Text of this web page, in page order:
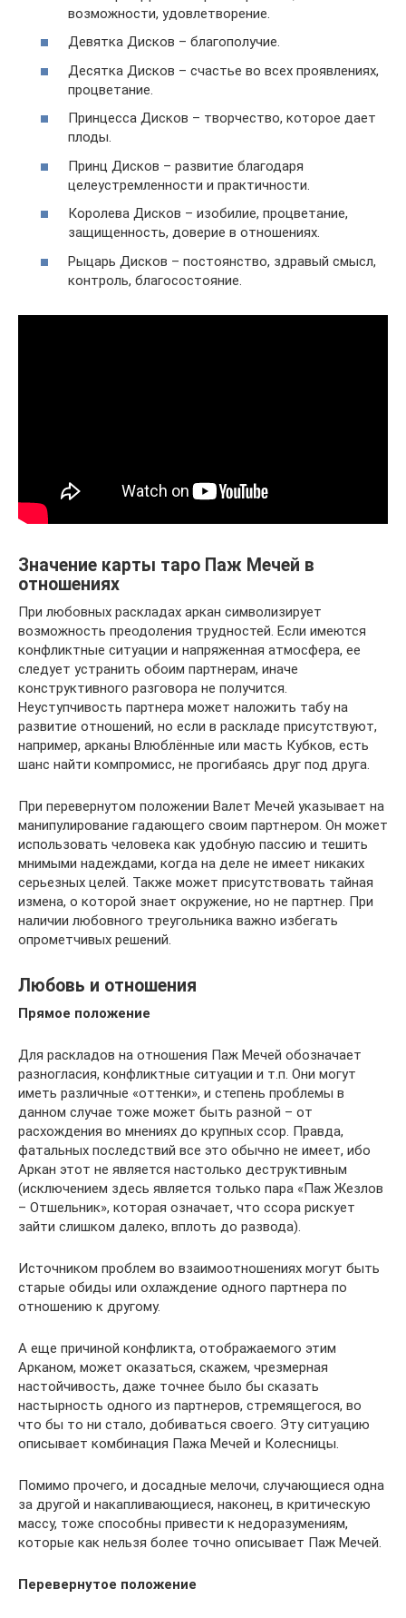
возможности, удовлетворение.
Девятка Дисков – благополучие.
Десятка Дисков – счастье во всех проявлениях,
процветание.
Принцесса Дисков – творчество, которое дает
плоды.
Принц Дисков – развитие благодаря
целеустремленности и практичности.
Королева Дисков – изобилие, процветание,
защищенность, доверие в отношениях.
Рыцарь Дисков – постоянство, здравый смысл,
контроль, благосостояние.
Значение карты таро Паж Мечей в
отношениях
При любовных раскладах аркан символизирует
возможность преодоления трудностей. Если имеются
конфликтные ситуации и напряженная атмосфера, ее
следует устранить обоим партнерам, иначе
конструктивного разговора не получится.
Неуступчивость партнера может наложить табу на
развитие отношений, но если в раскладе присутствуют,
например, арканы Влюблённые или масть Кубков, есть
шанс найти компромисс, не прогибаясь друг под друга.
При перевернутом положении Валет Мечей указывает на
манипулирование гадающего своим партнером. Он может
использовать человека как удобную пассию и тешить
мнимыми надеждами, когда на деле не имеет никаких
серьезных целей. Также может присутствовать тайная
измена, о которой знает окружение, но не партнер. При
наличии любовного треугольника важно избегать
опрометчивых решений.
Любовь и отношения
Прямое положение
Для раскладов на отношения Паж Мечей обозначает
разногласия, конфликтные ситуации и т.п. Они могут
иметь различные «оттенки», и степень проблемы в
данном случае тоже может быть разной – от
расхождения во мнениях до крупных ссор. Правда,
фатальных последствий все это обычно не имеет, ибо
Аркан этот не является настолько деструктивным
(исключением здесь является только пара «Паж Жезлов
– Отшельник», которая означает, что ссора рискует
зайти слишком далеко, вплоть до развода).
Источником проблем во взаимоотношениях могут быть
старые обиды или охлаждение одного партнера по
отношению к другому.
А еще причиной конфликта, отображаемого этим
Арканом, может оказаться, скажем, чрезмерная
настойчивость, даже точнее было бы сказать
настырность одного из партнеров, стремящегося, во
что бы то ни стало, добиваться своего. Эту ситуацию
описывает комбинация Пажа Мечей и Колесницы.
Помимо прочего, и досадные мелочи, случающиеся одна
за другой и накапливающиеся, наконец, в критическую
массу, тоже способны привести к недоразумениям,
которые как нельзя более точно описывает Паж Мечей.
Перевернутое положение